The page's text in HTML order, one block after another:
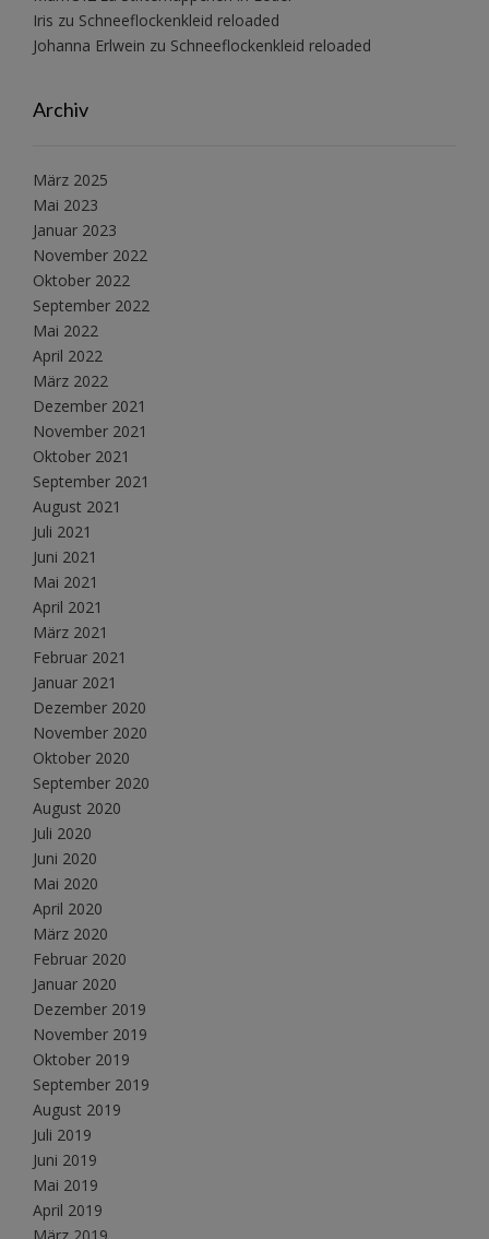
Iris zu Schneeflockenkleid reloaded
Johanna Erlwein zu Schneeflockenkleid reloaded
Archiv
März 2025
Mai 2023
Januar 2023
November 2022
Oktober 2022
September 2022
Mai 2022
April 2022
März 2022
Dezember 2021
November 2021
Oktober 2021
September 2021
August 2021
Juli 2021
Juni 2021
Mai 2021
April 2021
März 2021
Februar 2021
Januar 2021
Dezember 2020
November 2020
Oktober 2020
September 2020
August 2020
Juli 2020
Juni 2020
Mai 2020
April 2020
März 2020
Februar 2020
Januar 2020
Dezember 2019
November 2019
Oktober 2019
September 2019
August 2019
Juli 2019
Juni 2019
Mai 2019
April 2019